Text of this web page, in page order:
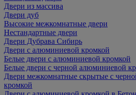
Двери из массива
Двери дуб
Высокие межкомнатные двери
Нестандартные двери
Двери Дубрава Сибирь
Двери с алюминиевой кромкой
Белые двери с алюминиевой кромкой
Белые двери с черной алюминиевой
Двери межкомнатные скрытые с
кромкой